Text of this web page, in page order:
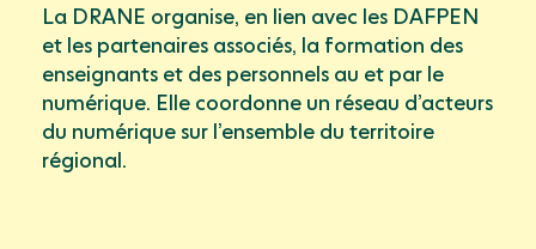
La DRANE organise, en lien avec les DAFPEN
et les partenaires associés, la formation des
enseignants et des personnels au et par le
numérique. Elle coordonne un réseau d’acteurs
du numérique sur l’ensemble du territoire
régional.